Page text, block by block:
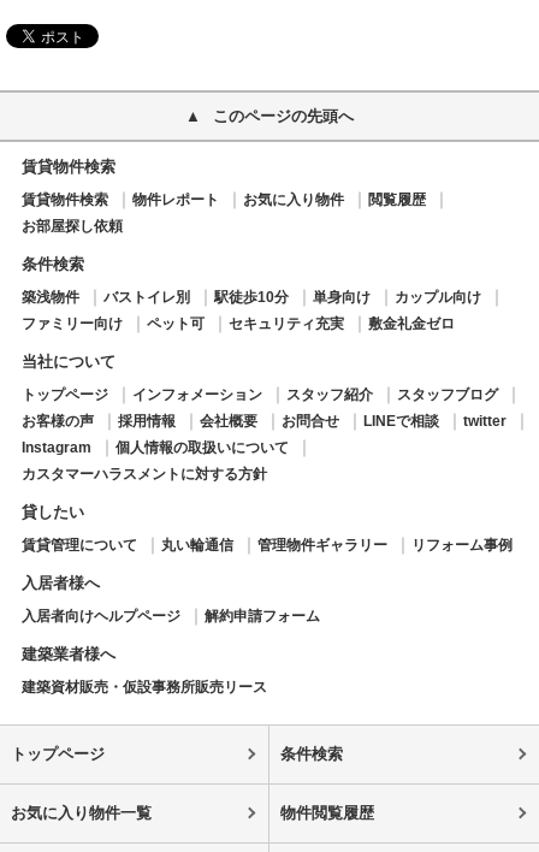
このページの先頭へ
賃貸物件検索
賃貸物件検索 物件レポート お気に入り物件
閲覧履歴
お部屋探し依頼
条件検索
築浅物件 バストイレ別 駅徒歩10分 単身向け
カップル向け
ファミリー向け
ペット可 セキュリティ充実 敷金礼金ゼロ
当社について
トップページ インフォメーション スタッフ紹介
スタッフブログ
お客様の声
採用情報 会社概要 お問合せ LINEで相談
twitter
Instagram
個人情報の取扱いについて
カスタマーハラスメントに対する方針
貸したい
賃貸管理について 丸い輪通信 管理物件ギャラリー リフォーム事例
入居者様へ
入居者向けヘルプページ 解約申請フォーム
建築業者様へ
建築資材販売・仮設事務所販売リース
トップページ 条件検索
お気に入り物件一覧 物件閲覧履歴